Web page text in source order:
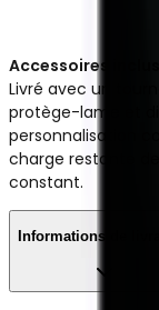
Accessoires inclus :
Livré avec un
protège-lame et
personnalisation
charge restante
constant.
Informations de